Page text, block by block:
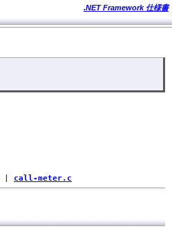
.NET Framework 仕様書
call-meter.c